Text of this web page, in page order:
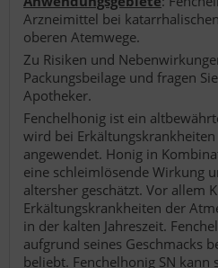
Arzneimittel bei
oberen Atemwege.
Zu Risiken und
Packungsbeilage und fragen
Apotheker.
Fenchelhonig ist ein
wird bei
angewendet. Honig in
eine schleimlösende Wirkung
altersher geschätzt. Vor allem
Erkältungskrankheiten der
in der kalten Jahreszeit.
aufgrund seines Geschmacks
beliebt. Fenchelhonig SN